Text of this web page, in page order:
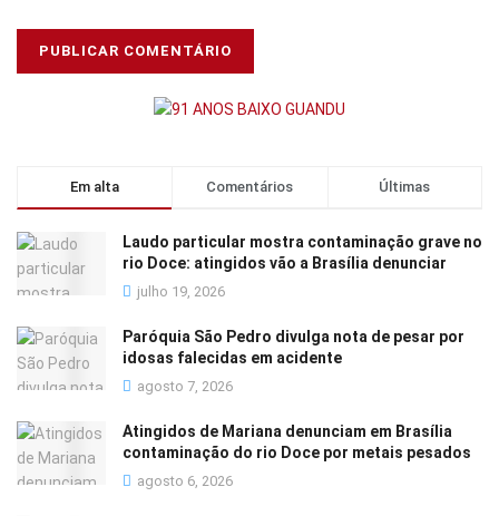
Em alta Comentários Últimas
Laudo particular mostra contaminação grave no
rio Doce: atingidos vão a Brasília denunciar
julho 19, 2026
Paróquia São Pedro divulga nota de pesar por
idosas falecidas em acidente
agosto 7, 2026
Atingidos de Mariana denunciam em Brasília
contaminação do rio Doce por metais pesados
agosto 6, 2026